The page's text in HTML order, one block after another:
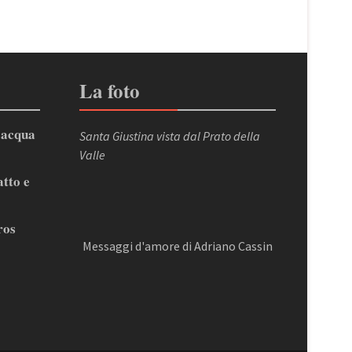
e
La foto
Santa Giustina vista dal Prato della
Valle
Messaggi d'amore di Adriano Cassin